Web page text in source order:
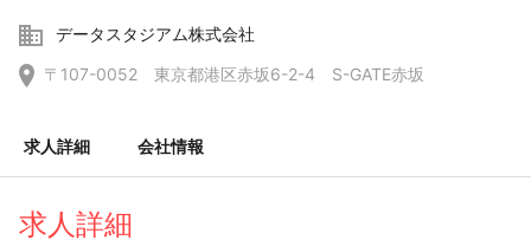
データスタジアム株式会社
〒107-0052 東京都港区赤坂6-2-4 S-GATE赤坂
求人詳細 会社情報
求人詳細